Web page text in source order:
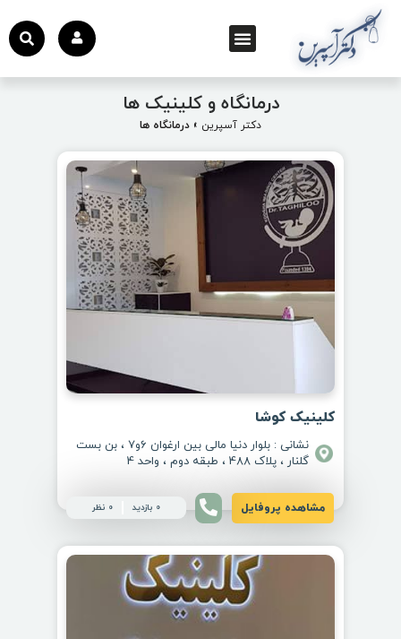
درمانگاه و کلینیک ها
دکتر آسپرین » درمانگاه ها
کلینیک کوشا
نشانی : بلوار دنیا مالی بین ارغوان 6و7 ، بن بست
گلنار ، پلاک 488 ، طبقه دوم ، واحد 4
مشاهده پروفایل 0 بازدید 0 نظر